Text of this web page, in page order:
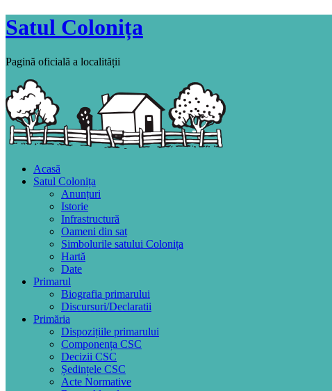
Satul Colonița
Pagină oficială a localității
Acasă
Satul Colonița
Anunțuri
Istorie
Infrastructură
Oameni din sat
Simbolurile satului Colonița
Hartă
Date
Primarul
Biografia primarului
Discursuri/Declaratii
Primăria
Dispozițiile primarului
Componența CSC
Decizii CSC
Ședințele CSC
Acte Normative